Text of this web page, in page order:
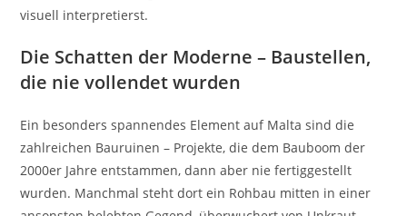
visuell interpretierst.
Die Schatten der Moderne – Baustellen,
die nie vollendet wurden
Ein besonders spannendes Element auf Malta sind die
zahlreichen Bauruinen – Projekte, die dem Bauboom der
2000er Jahre entstammen, dann aber nie fertiggestellt
wurden. Manchmal steht dort ein Rohbau mitten in einer